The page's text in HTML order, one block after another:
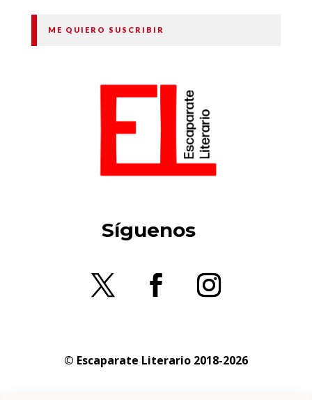
ME QUIERO SUSCRIBIR
Síguenos
© Escaparate Literario 2018-2026